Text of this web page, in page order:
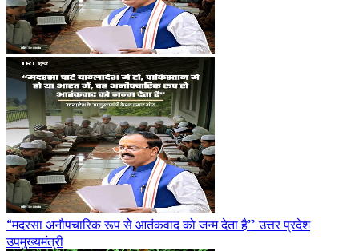
“मदरसा अनौपचारिक रूप से आतंकवाद को जन्म देता है” उत्तर प्रदेश
उपमुख्यमंत्री